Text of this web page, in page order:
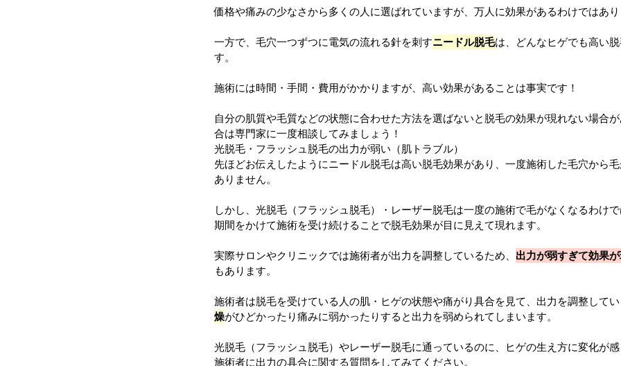
価格や痛みの少なさから多くの人に選ばれていますが、万人に効果があるわけではあ
一方で、毛穴一つずつに電気の流れる針を刺すニードル脱毛は、どんなヒゲでも高い
す。
施術には時間・手間・費用がかかりますが、高い効果があることは事実です！
自分の肌質や毛質などの状態に合わせた方法を選ばないと脱毛の効果が現れない場合
合は専門家に一度相談してみましょう！
光脱毛・フラッシュ脱毛の出力が弱い（肌トラブル）
先ほどお伝えしたようにニードル脱毛は高い脱毛効果があり、一度施術した毛穴から
ありません。
しかし、光脱毛（フラッシュ脱毛）・レーザー脱毛は一度の施術で毛がなくなるわけ
期間をかけて施術を受け続けることで脱毛効果が目に見えて現れます。
実際サロンやクリニックでは施術者が出力を調整しているため、 出力が弱すぎて効果
もあります。
施術者は脱毛を受けている人の肌・ヒゲの状態や痛がり具合を見て、出力を調整して
燥がひどかったり痛みに弱かったりすると出力を弱められてしまいます。
光脱毛（フラッシュ脱毛）やレーザー脱毛に通っているのに、ヒゲの生え方に変化が
施術者に出力の具合に関する質問をしてみてください。